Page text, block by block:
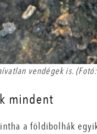
vendégek is.
mindent
a földibolhák